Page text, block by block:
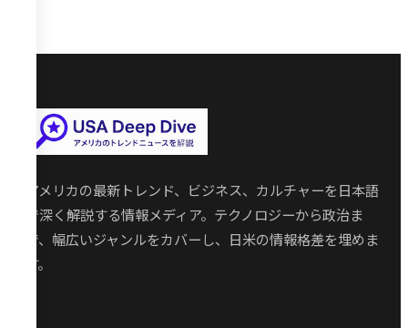
アメリカの最新トレンド、ビジネス、カルチャーを日本語
で深く解説する情報メディア。テクノロジーから政治ま
で、幅広いジャンルをカバーし、日米の情報格差を埋めま
す。